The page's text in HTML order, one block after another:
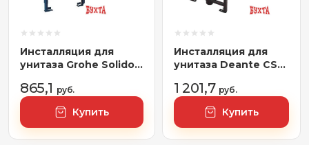
Инсталляция для
унитаза Grohe Solido
865,1 руб.
Купить
Инсталляция для
унитаза Deante CST
1 201,7 руб.
Купить